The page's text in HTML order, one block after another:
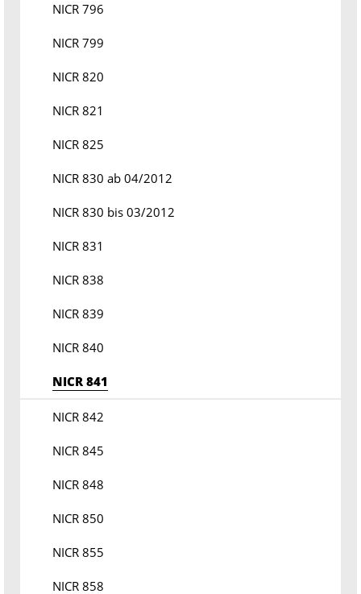
NICR 796
NICR 799
NICR 820
NICR 821
NICR 825
NICR 830 ab 04/2012
NICR 830 bis 03/2012
NICR 831
NICR 838
NICR 839
NICR 840
NICR 841
NICR 842
NICR 845
NICR 848
NICR 850
NICR 855
NICR 858